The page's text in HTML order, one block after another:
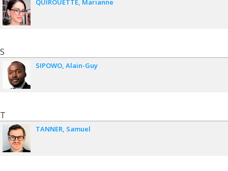
QUIROUETTE Marianne
S
SIPOWO Alain-Guy
T
TANNER Samuel